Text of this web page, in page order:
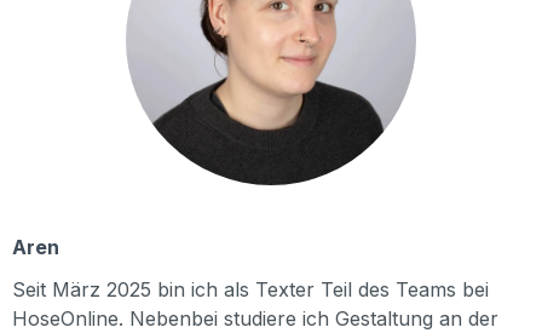
Aren
Seit März 2025 bin ich als Texter Teil des Teams bei
HoseOnline. Nebenbei studiere ich Gestaltung an der